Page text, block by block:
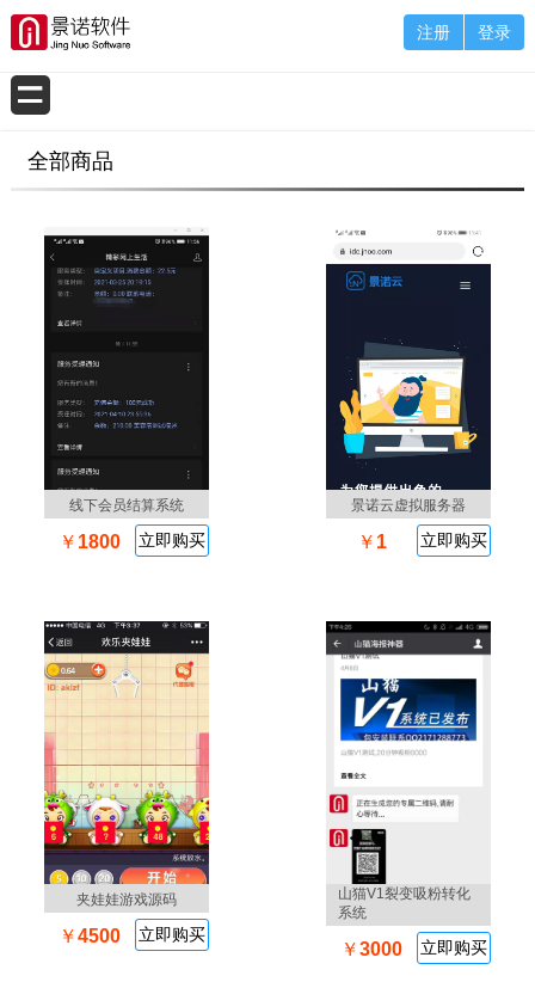
注册 登录
全部商品
线下会员结算系统
￥ 1800 立即购买
景诺云虚拟服务器
￥ 1 立即购买
夹娃娃游戏源码
￥4500 立即购买
山猫V1裂变吸粉转化
系统
￥3000 立即购买